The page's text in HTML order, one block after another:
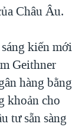
Châu Âu.
kiến mới
Geithner
hàng bằng
khoản cho
tư sẵn sàng